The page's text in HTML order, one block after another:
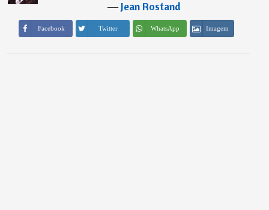
―Jean Rostand
Facebook Twitter WhatsApp Imagem